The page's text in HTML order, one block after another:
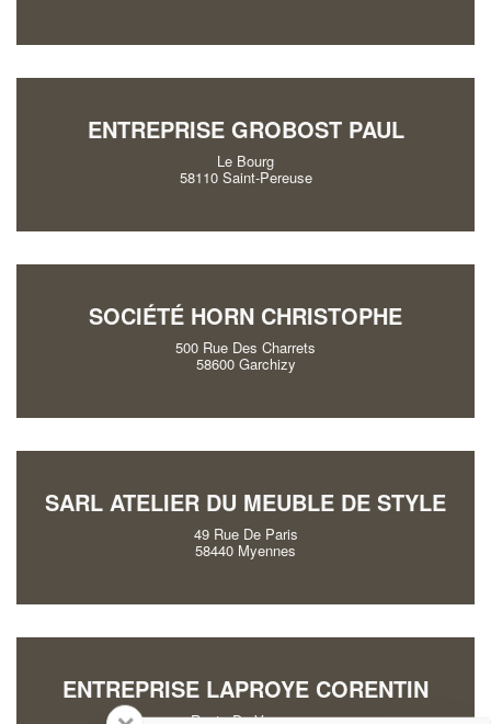
ENTREPRISE GROBOST PAUL
Le Bourg
58110 Saint-Pereuse
SOCIÉTÉ HORN CHRISTOPHE
500 Rue Des Charrets
58600 Garchizy
SARL ATELIER DU MEUBLE DE STYLE
49 Rue De Paris
58440 Myennes
ENTREPRISE LAPROYE CORENTIN